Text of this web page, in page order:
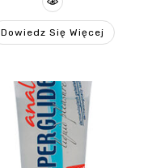
Dowiedz Się Więcej